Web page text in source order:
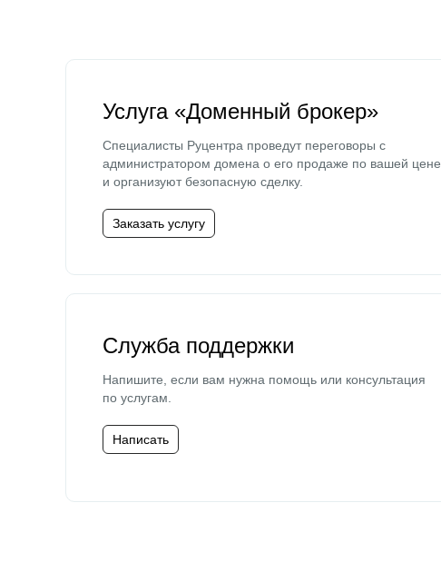
Услуга «Доменный брокер»
Специалисты Руцентра проведут переговоры с
администратором домена о его продаже по вашей цене
и организуют безопасную сделку.
Заказать услугу
Служба поддержки
Напишите, если вам нужна помощь или консультация
по услугам.
Написать